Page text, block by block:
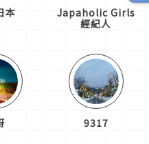
本
Japaholic Girls
經紀人
9317